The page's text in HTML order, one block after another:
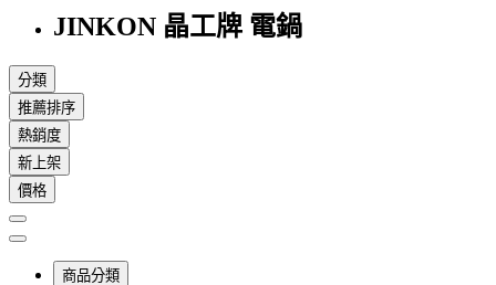
JINKON 晶工牌 電鍋
分類
推薦排序
熱銷度
新上架
價格
商品分類